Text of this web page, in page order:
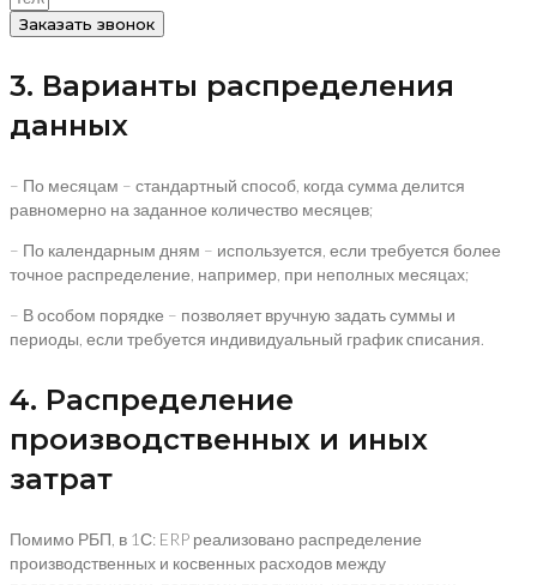
Заказать звонок
3. Варианты распределения
данных
– По месяцам – стандартный способ, когда сумма делится
равномерно на заданное количество месяцев;
– По календарным дням – используется, если требуется более
точное распределение, например, при неполных месяцах;
– В особом порядке – позволяет вручную задать суммы и
периоды, если требуется индивидуальный график списания.
4. Распределение
производственных и иных
затрат
Помимо РБП, в 1С: ERP реализовано распределение
производственных и косвенных расходов между